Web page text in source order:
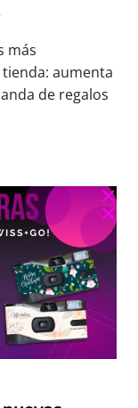
más
aumenta
de regalos